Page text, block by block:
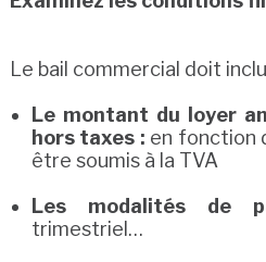
Le bail commercial doit
Le montant du loyer
hors taxes : en fonction
être soumis à la TVA
Les modalités de
trimestriel…